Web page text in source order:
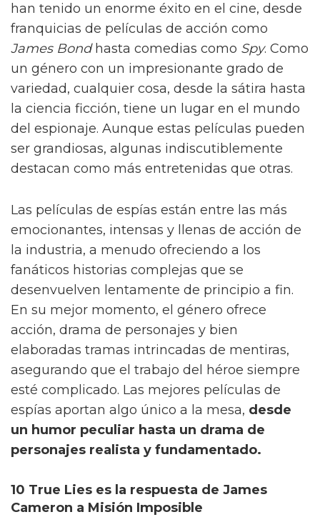
han tenido un enorme éxito en el cine, desde
franquicias de películas de acción como
James Bondhasta comedias como Spy. Como
un género con un impresionante grado de
variedad, cualquier cosa, desde la sátira hasta
la ciencia ficción, tiene un lugar en el mundo
del espionaje. Aunque estas películas pueden
ser grandiosas, algunas indiscutiblemente
destacan como más entretenidas que otras.
Las películas de espías están entre las más
emocionantes, intensas y llenas de acción de
la industria, a menudo ofreciendo a los
fanáticos historias complejas que se
desenvuelven lentamente de principio a fin.
En su mejor momento, el género ofrece
acción, drama de personajes y bien
elaboradas tramas intrincadas de mentiras,
asegurando que el trabajo del héroe siempre
esté complicado. Las mejores películas de
espías aportan algo único a la mesa, desde
un humor peculiar hasta un drama de
personajes realista y fundamentado.
10 True Lies es la respuesta de James
Cameron a Misión Imposible